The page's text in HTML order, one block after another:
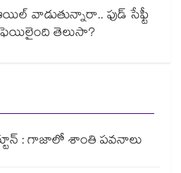
వాడుతున్నారా.. ఫుడ్ సేఫ్టీ
ఫెయిలైంది తెలుసా?
: గాజాలో శాంతి పవనాలు